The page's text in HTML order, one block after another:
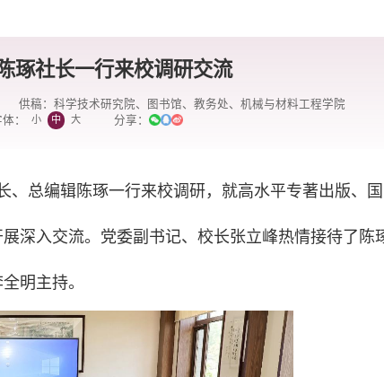
琢社长一行来校调研交流
供稿：科学技术研究院、图书馆、教务处、机械与材料工程学院
： 小 中 大 分享：
、总编辑陈琢一行来校调研，就高水平专著出版、
深入交流。党委副书记、校长张立峰热情接待了陈
明主持。